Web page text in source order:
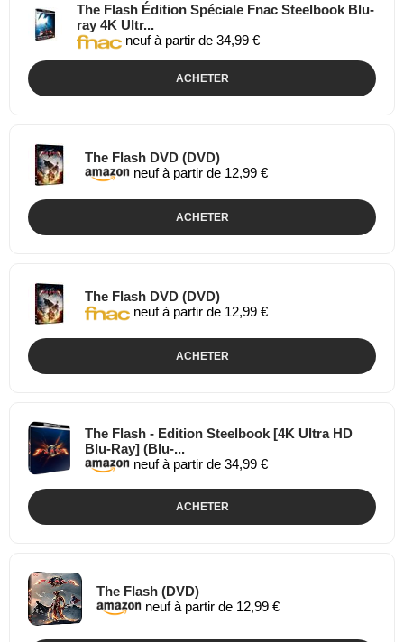
The Flash Édition Spéciale Fnac Steelbook Blu-
ray 4K Ultr...
neuf à partir de 34,99 €
ACHETER
The Flash DVD (DVD)
neuf à partir de 12,99 €
ACHETER
The Flash DVD (DVD)
neuf à partir de 12,99 €
ACHETER
The Flash - Edition Steelbook [4K Ultra HD
Blu-Ray] (Blu-...
neuf à partir de 34,99 €
ACHETER
The Flash (DVD)
neuf à partir de 12,99 €